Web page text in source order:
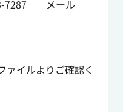
メール
イルよりご確認く